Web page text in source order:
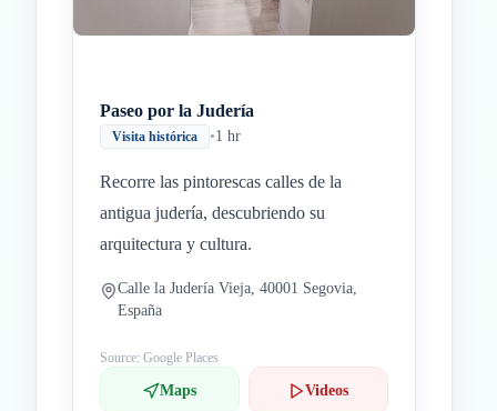
Paseo por la Judería
Visita histórica •1 hr
Recorre las pintorescas calles de la
antigua judería, descubriendo su
arquitectura y cultura.
Calle la Judería Vieja, 40001 Segovia,
España
Source: Google Places
Maps Videos